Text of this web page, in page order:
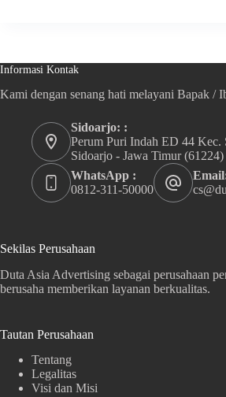
Informasi Kontak
Kami dengan senang hati melayani Bapak /
Sidoarjo: :
Perum Puri Indah ED 44 Kec.
Sidoarjo - Jawa Timur (61224)
WhatsApp :
0812-311-50000
Sekilas Perusahaan
Duta Asia Advertising sebagai perusahaan
berusaha memberikan layanan berkualitas.
Tautan Perusahaan
Tentang
Legalitas
Visi dan Misi